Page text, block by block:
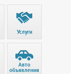
Услуги
Авто
объявления